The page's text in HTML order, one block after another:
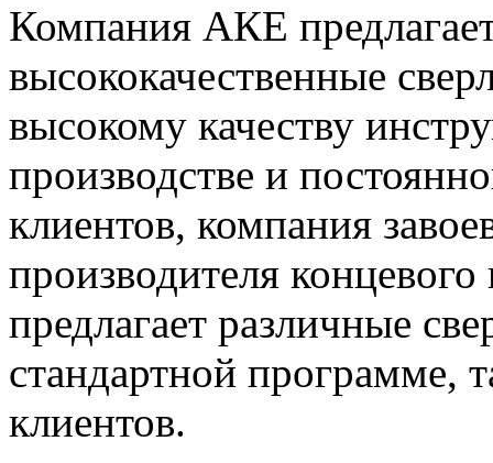
Компания АКЕ
высококачественные
высокому качеству
производстве и
клиентов, компания
производителя
предлагает различные
стандартной программе,
клиентов.